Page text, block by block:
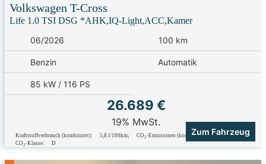
Volkswagen T-Cross
Life 1.0 TSI DSG *AHK,IQ-Light,ACC,Kamer
06/2026
100 km
Benzin Automatik
85 kW / 116 PS
26.689 €
19% MwSt.
Kraftstoffverbrauch (kombiniert): 5,8 l/100km; CO2-Emissionen (kombiniert): 131.0 g/km;
CO2-Klasse: D
Zum Fahrzeug